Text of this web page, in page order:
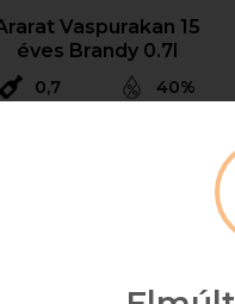
Vaspurakan 15
éves Brandy 0.7l
0,7 40%